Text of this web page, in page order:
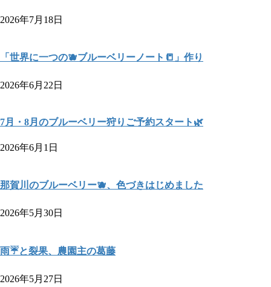
2026年7月18日
「世界に一つの🫐ブルーベリーノート📒」作り
2026年6月22日
7月・8月のブルーベリー狩りご予約スタート🌿
2026年6月1日
那賀川のブルーベリー🫐、色づきはじめました
2026年5月30日
雨☔と裂果、農園主の葛藤
2026年5月27日